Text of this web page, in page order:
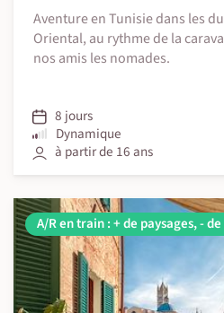
Aventure en Tunisie dans les
Oriental, au rythme de la
nos amis les nomades.
8 jours
Dynamique
à partir de 16 ans
A/R en train : + de paysages, - de